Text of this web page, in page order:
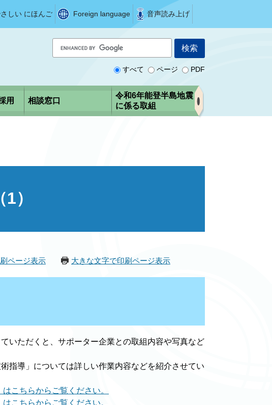
しい にほんご Foreign language 音声読み上げ
o
e
カ
検
すべて ページ PDF
用 相談窓口
令和6年能登半島地震
に係る取組
）
ページ表示 大きな文字で印刷ページ表示
いただくと、サポーター企業との取組内容や写真など
指導」については詳しい作業内容などを紹介させてい
こちらからご覧ください。
こちらからご覧ください。